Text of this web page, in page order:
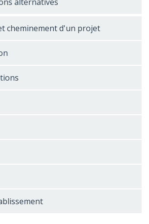
cheminement d'un projet